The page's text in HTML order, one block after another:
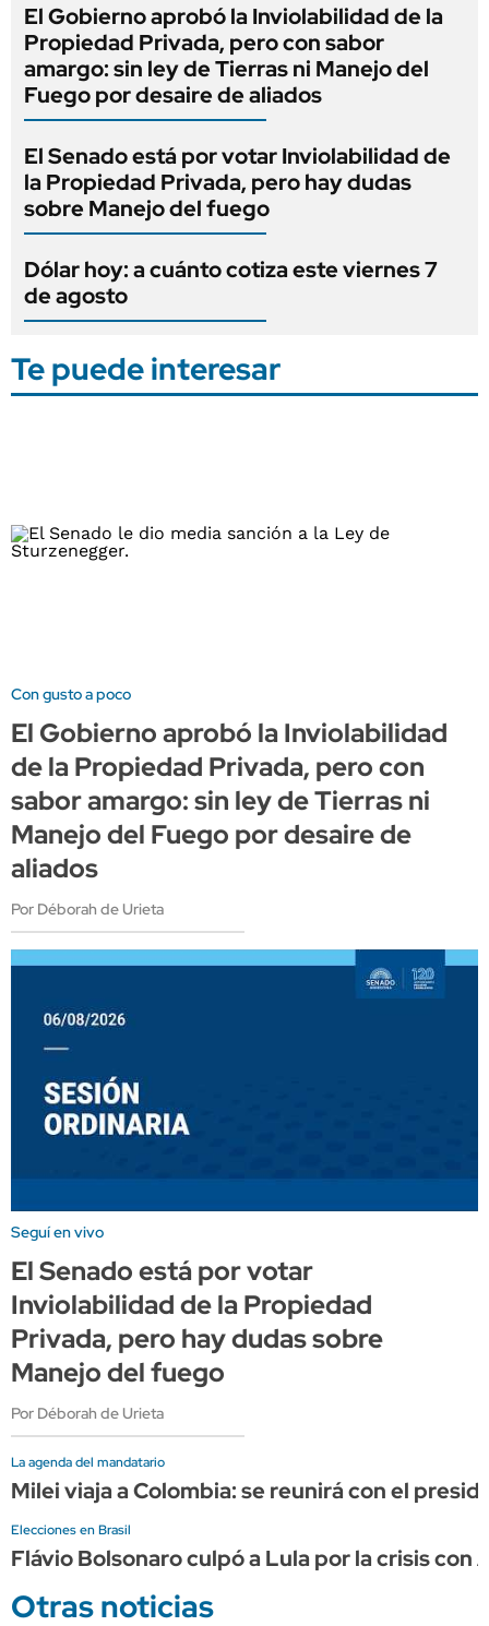
El Gobierno aprobó la Inviolabilidad de la
Propiedad Privada, pero con sabor
amargo: sin ley de Tierras ni Manejo del
Fuego por desaire de aliados
El Senado está por votar Inviolabilidad de
la Propiedad Privada, pero hay dudas
sobre Manejo del fuego
Dólar hoy: a cuánto cotiza este viernes 7
de agosto
Te puede interesar
Con gusto a poco
El Gobierno aprobó la Inviolabilidad
de la Propiedad Privada, pero con
sabor amargo: sin ley de Tierras ni
Manejo del Fuego por desaire de
aliados
Por Déborah de Urieta
Seguí en vivo
El Senado está por votar
Inviolabilidad de la Propiedad
Privada, pero hay dudas sobre
Manejo del fuego
Por Déborah de Urieta
La agenda del mandatario
Milei viaja a Colombia: se reunirá con el
Elecciones en Brasil
Flávio Bolsonaro culpó a Lula por la crisis con
Otras noticias